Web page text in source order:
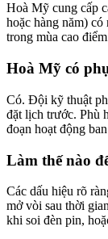
Hoà Mỹ cung cấp
hoặc hàng năm)
trong mùa cao
Hoà Mỹ có
Có. Đội kỹ thuật
đặt lịch trước. Phù
đoạn hoạt động
Làm thế nào
Các dấu hiệu rõ
mở vòi sau thời
khi soi đèn pin,